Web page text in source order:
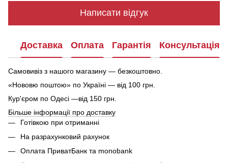
Написати відгук
Доставка Оплата Гарантія Консультація
Самовивіз з нашого магазину — безкоштовно.
«Нововю поштою» по Україні — від 100 грн.
Кур'єром по Одесі —від 150 грн.
Більше інформації про доставку
Готівкою при отриманні
На разрахунковий рахунок
Оплата ПриватБанк та monobank